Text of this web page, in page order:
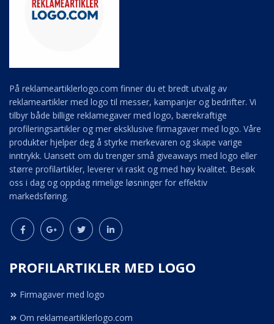
På reklameartiklerlogo.com finner du et bredt utvalg av
reklameartikler med logo til messer, kampanjer og bedrifter. Vi
tilbyr både billige reklamegaver med logo, bærekraftige
profileringsartikler og mer eksklusive firmagaver med logo. Våre
produkter hjelper deg å styrke merkevaren og skape varige
inntrykk. Uansett om du trenger små giveaways med logo eller
større profilartikler, leverer vi raskt og med høy kvalitet. Besøk
oss i dag og oppdag rimelige løsninger for effektiv
markedsføring.
PROFILARTIKLER MED LOGO
Firmagaver med logo
Om reklameartiklerlogo.com